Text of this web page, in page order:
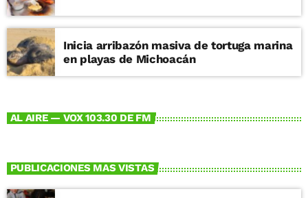
Inicia arribazón masiva de tortuga marina
en playas de Michoacán
AL AIRE — VOX 103.30 DE FM
PUBLICACIONES MAS VISTAS